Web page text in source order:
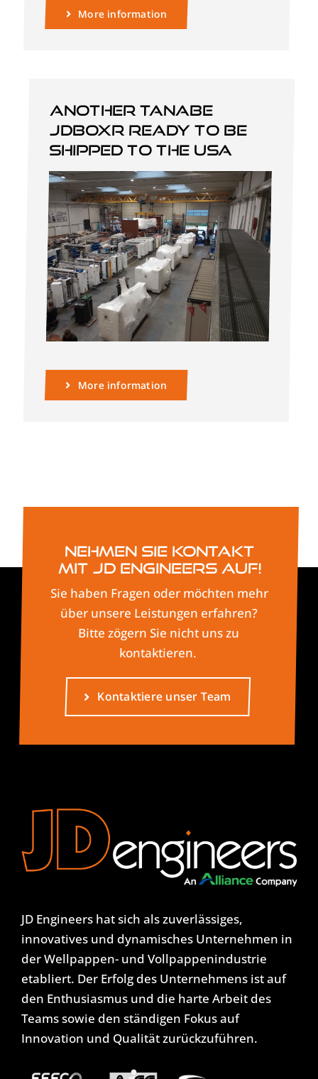
More information
Another Tanabe
JDBOXR ready to be
shipped to the USA
More information
Nehmen Sie Kontakt
mit JD Engineers auf!
Sie haben Fragen oder möchten mehr
über unsere Leistungen erfahren?
Bitte zögern Sie nicht uns zu
kontaktieren.
Kontaktiere unser Team
JD Engineers hat sich als zuverlässiges,
innovatives und dynamisches Unternehmen in
der Wellpappen- und Vollpappenindustrie
etabliert. Der Erfolg des Unternehmens ist auf
den Enthusiasmus und die harte Arbeit des
Teams sowie den ständigen Fokus auf
Innovation und Qualität zurückzuführen.